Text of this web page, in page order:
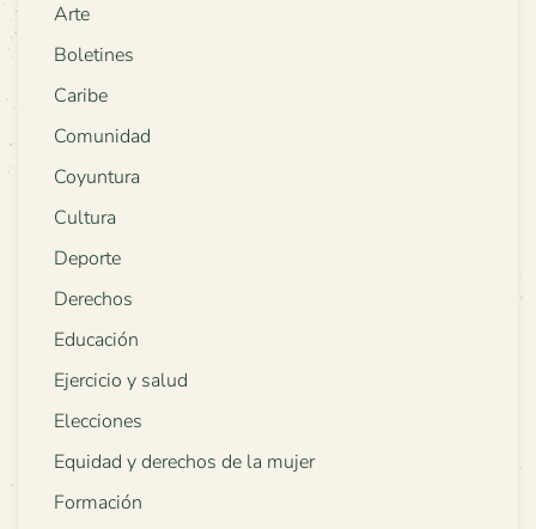
Arte
Boletines
Caribe
Comunidad
Coyuntura
Cultura
Deporte
Derechos
Educación
Ejercicio y salud
Elecciones
Equidad y derechos de la mujer
Formación